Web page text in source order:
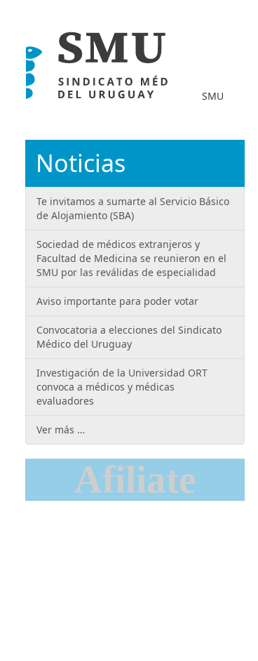
SMU
Noticias
Te invitamos a sumarte al Servicio Básico
de Alojamiento (SBA)
Sociedad de médicos extranjeros y
Facultad de Medicina se reunieron en el
SMU por las reválidas de especialidad
Aviso importante para poder votar
Convocatoria a elecciones del Sindicato
Médico del Uruguay
Investigación de la Universidad ORT
convoca a médicos y médicas
evaluadores
Ver más …
Afiliate